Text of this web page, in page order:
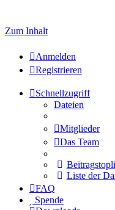
Zum Inhalt
Anmelden
Registrieren
Schnellzugriff
Dateien
Mitglieder
Das Team
Liste der
FAQ
Spende